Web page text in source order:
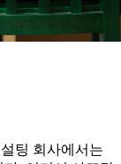
팅 회사에서는